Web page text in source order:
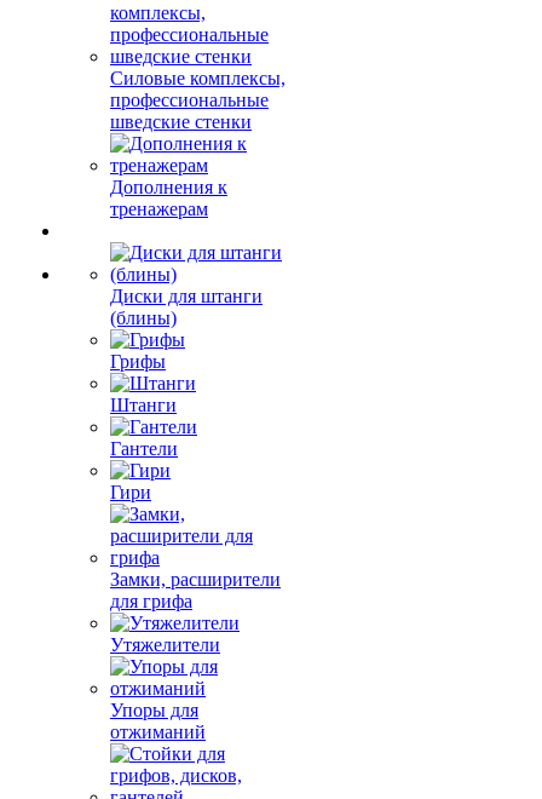
Силовые комплексы,
профессиональные
шведские стенки
Дополнения к
тренажерам
Диски для штанги
(блины)
Грифы
Штанги
Гантели
Гири
Замки, расширители
для грифа
Утяжелители
Упоры для
отжиманий